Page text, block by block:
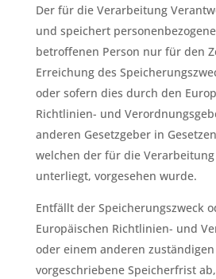
Der für die Verarbeitung
und speichert
betroffenen Person nur für den
Erreichung des
oder sofern dies durch den
Richtlinien- und
anderen Gesetzgeber in
welchen der für die
unterliegt, vorgesehen wurde.
Entfällt der Speicherungszweck
Europäischen Richtlinien- und
oder einem anderen zuständigen
vorgeschriebene Speicherfrist